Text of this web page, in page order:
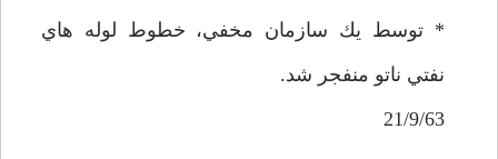
* توسط يك سازمان مخفي، خطوط لوله هاي
نفتي ناتو منفجر شد.
21/9/63